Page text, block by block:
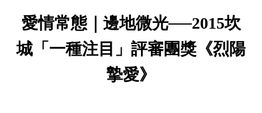
愛情常態｜邊地微光──2015坎
城「一種注目」評審團獎《烈陽
摯愛》